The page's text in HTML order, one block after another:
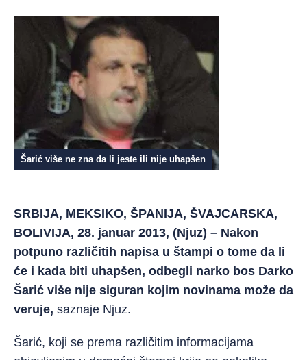
Šarić više ne zna da li jeste ili nije uhapšen
SRBIJA, MEKSIKO, ŠPANIJA, ŠVAJCARSKA,
BOLIVIJA, 28. januar 2013, (Njuz) – Nakon
potpuno različitih napisa u štampi o tome da li
će i kada biti uhapšen, odbegli narko bos Darko
Šarić više nije siguran kojim novinama može da
veruje, saznaje Njuz.
Šarić, koji se prema različitim informacijama